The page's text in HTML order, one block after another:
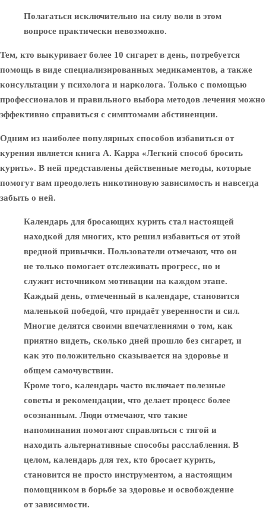
Полагаться исключительно на силу воли в этом
вопросе практически невозможно.
Тем, кто выкуривает более 10 сигарет в день, потребуется
помощь в виде специализированных медикаментов, а также
консультации у психолога и нарколога. Только с помощью
профессионалов и правильного выбора методов лечения можно
эффективно справиться с симптомами абстиненции.
Одним из наиболее популярных способов избавиться от
курения является книга А. Карра «Легкий способ бросить
курить». В ней представлены действенные методы, которые
помогут вам преодолеть никотиновую зависимость и навсегда
забыть о ней.
Календарь для бросающих курить стал настоящей
находкой для многих, кто решил избавиться от этой
вредной привычки. Пользователи отмечают, что он
не только помогает отслеживать прогресс, но и
служит источником мотивации на каждом этапе.
Каждый день, отмеченный в календаре, становится
маленькой победой, что придаёт уверенности и сил.
Многие делятся своими впечатлениями о том, как
приятно видеть, сколько дней прошло без сигарет, и
как это положительно сказывается на здоровье и
общем самочувствии.
Кроме того, календарь часто включает полезные
советы и рекомендации, что делает процесс более
осознанным. Люди отмечают, что такие
напоминания помогают справляться с тягой и
находить альтернативные способы расслабления. В
целом, календарь для тех, кто бросает курить,
становится не просто инструментом, а настоящим
помощником в борьбе за здоровье и освобождение
от зависимости.